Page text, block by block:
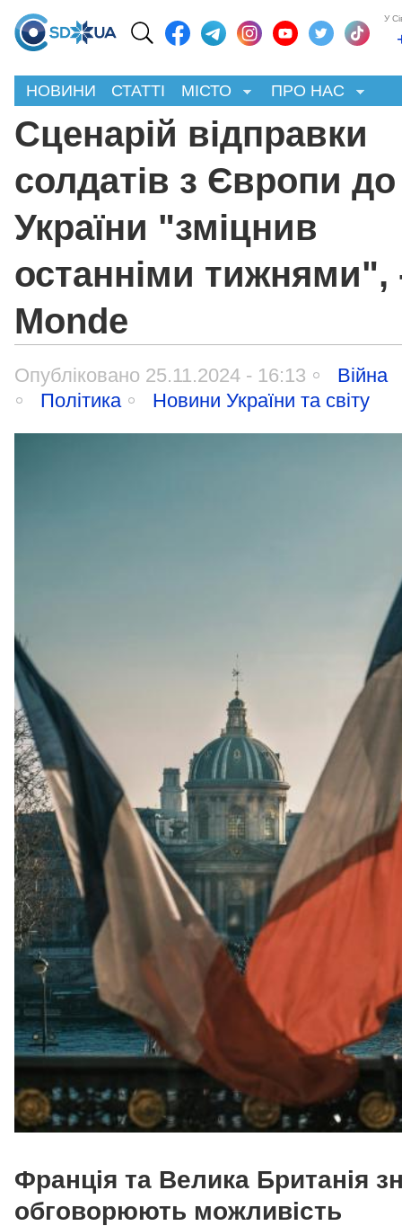
У
НОВИНИ СТАТТІ МІСТО ПРО НАС
Сценарій відправки
солдатів з Європи до
України "зміцнив
останніми тижнями",
Monde
Опубліковано 25.11.2024 - 16:13
Війна
Політика
Новини України та світу
Франція та Велика Британія
обговорюють можливість